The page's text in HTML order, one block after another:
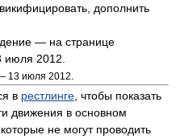
дополнить
— на странице
июля 2012.
13 июля 2012.
в рестлинге , чтобы показать
движения в основном
не могут проводить